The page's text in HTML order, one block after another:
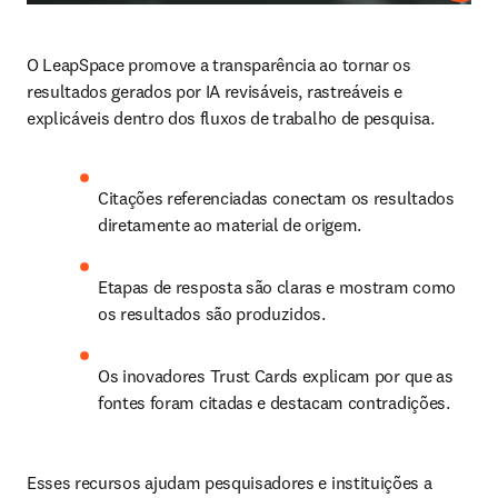
O LeapSpace promove a transparência ao tornar os
resultados gerados por IA revisáveis, rastreáveis e
explicáveis dentro dos fluxos de trabalho de pesquisa.
Citações referenciadas conectam os resultados
diretamente ao material de origem.
Etapas de resposta são claras e mostram como
os resultados são produzidos.
Os inovadores Trust Cards explicam por que as
fontes foram citadas e destacam contradições.
Esses recursos ajudam pesquisadores e instituições a